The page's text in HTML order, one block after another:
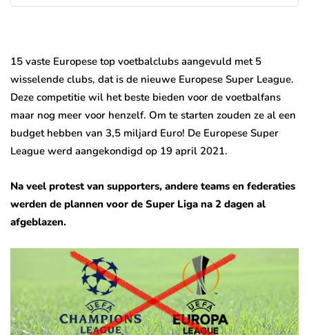
15 vaste Europese top voetbalclubs aangevuld met 5
wisselende clubs, dat is de nieuwe Europese Super League.
Deze competitie wil het beste bieden voor de voetbalfans
maar nog meer voor henzelf. Om te starten zouden ze al een
budget hebben van 3,5 miljard Euro! De Europese Super
League werd aangekondigd op 19 april 2021.
Na veel protest van supporters, andere teams en federaties
werden de plannen voor de Super Liga na 2 dagen al
afgeblazen.